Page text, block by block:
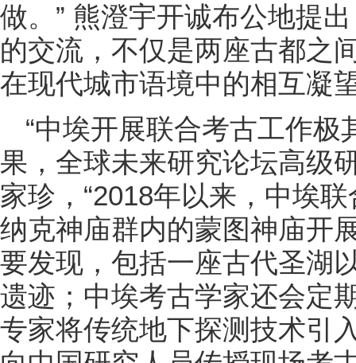
做。” 熊澄宇开诚布公地提
的交流，不仅是两座古都之
在现代城市语境中的相互凝
“中埃开展联合考古工作极
果，全球未来研究论坛高级
家珍，“2018年以来，中埃
纳克神庙群内的蒙图神庙开
要发现，包括一座古代圣湖
遗迹；中埃考古学家还会定
专家将传统地下探测技术引